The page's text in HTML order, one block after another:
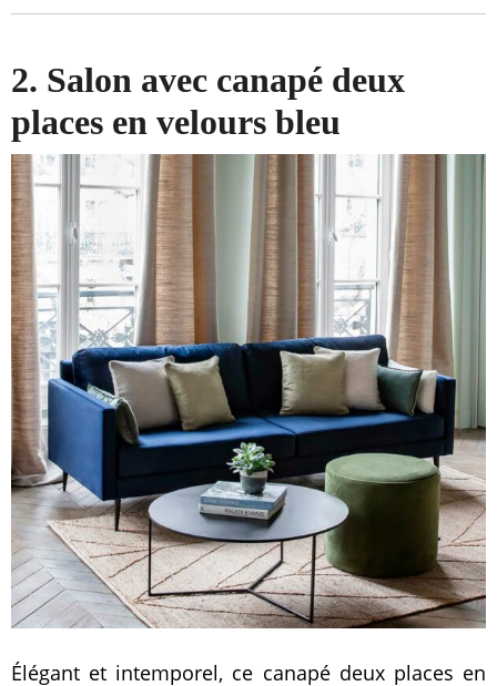
2. Salon avec canapé deux
places en velours bleu
Élégant et intemporel, ce canapé deux places en